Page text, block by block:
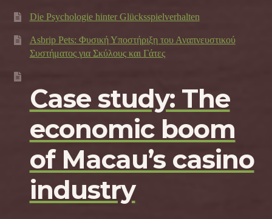
Die Psychologie hinter Glücksspielverhalten
Asbrip Pets: Φυσική Υποστήριξη του Αναπνευστικού
Συστήματος για Σκύλους και Γάτες
Case study: The
economic boom
of Macau’s casino
industry